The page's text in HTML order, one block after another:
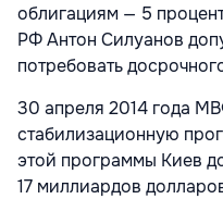
облигациям — 5
РФ Антон Силуанов
потребовать
30 апреля 2014 года
стабилизационную
этой программы Киев
17 миллиардов